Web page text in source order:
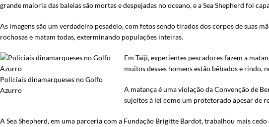
grande maioria das baleias são mortas e despejadas no oceano, e a Sea Shepherd foi
As imagens são um verdadeiro pesadelo, com fetos sendo tirados dos corpos de suas
rochosas e matam todas, exterminando populações inteiras.
Policiais dinamarqueses no Golfo
Azurro
Em Taiji, experientes pescadores fazem a
muitos desses homens estão bêbados e rindo,
A matança é uma violação da Convenção de
sujeitos à lei como um protetorado apesar de
A Sea Shepherd, em uma parceria com a Fundação Brigitte Bardot, trabalhou mais